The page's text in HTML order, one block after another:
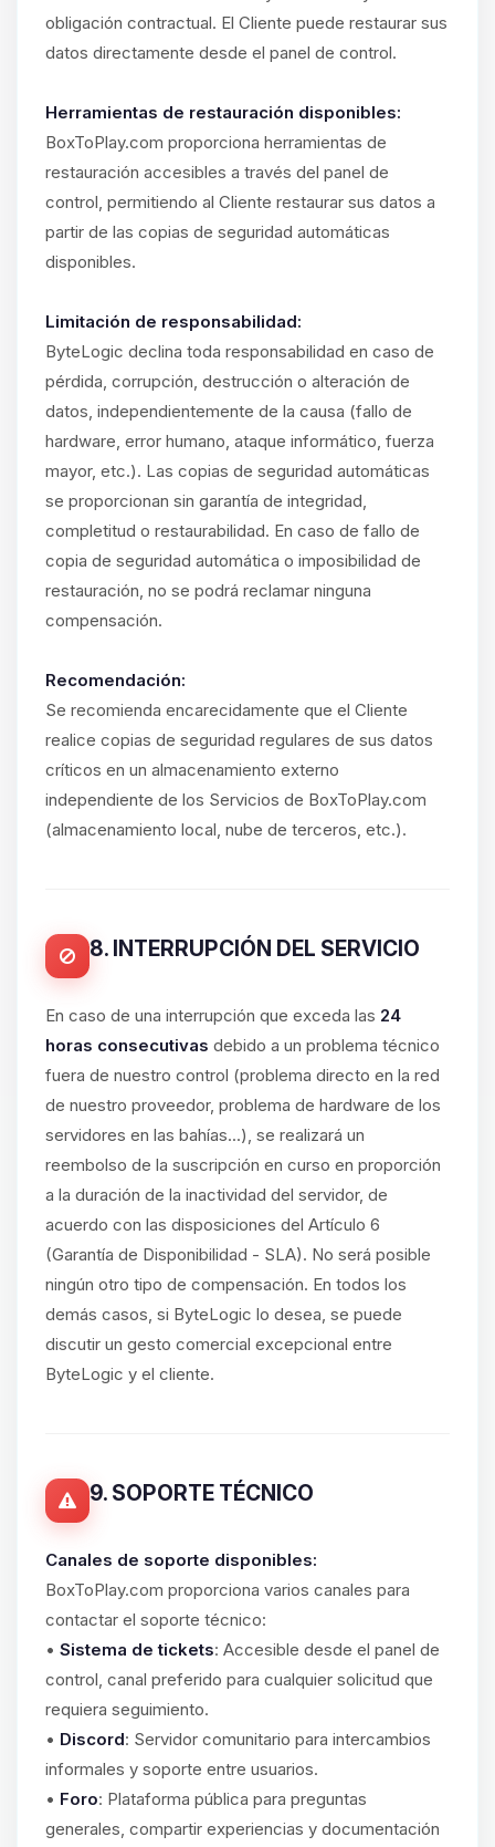
obligación contractual. El Cliente puede restaurar sus
datos directamente desde el panel de control.
Herramientas de restauración disponibles:
BoxToPlay.com proporciona herramientas de
restauración accesibles a través del panel de
control, permitiendo al Cliente restaurar sus datos a
partir de las copias de seguridad automáticas
disponibles.
Limitación de responsabilidad:
ByteLogic declina toda responsabilidad en caso de
pérdida, corrupción, destrucción o alteración de
datos, independientemente de la causa (fallo de
hardware, error humano, ataque informático, fuerza
mayor, etc.). Las copias de seguridad automáticas
se proporcionan sin garantía de integridad,
completitud o restaurabilidad. En caso de fallo de
copia de seguridad automática o imposibilidad de
restauración, no se podrá reclamar ninguna
compensación.
Recomendación:
Se recomienda encarecidamente que el Cliente
realice copias de seguridad regulares de sus datos
críticos en un almacenamiento externo
independiente de los Servicios de BoxToPlay.com
(almacenamiento local, nube de terceros, etc.).
8. INTERRUPCIÓN DEL SERVICIO
En caso de una interrupción que exceda las 24
horas consecutivas debido a un problema técnico
fuera de nuestro control (problema directo en la red
de nuestro proveedor, problema de hardware de los
servidores en las bahías...), se realizará un
reembolso de la suscripción en curso en proporción
a la duración de la inactividad del servidor, de
acuerdo con las disposiciones del Artículo 6
(Garantía de Disponibilidad - SLA). No será posible
ningún otro tipo de compensación. En todos los
demás casos, si ByteLogic lo desea, se puede
discutir un gesto comercial excepcional entre
ByteLogic y el cliente.
9. SOPORTE TÉCNICO
Canales de soporte disponibles:
BoxToPlay.com proporciona varios canales para
contactar el soporte técnico:
• Sistema de tickets: Accesible desde el panel de
control, canal preferido para cualquier solicitud que
requiera seguimiento.
• Discord: Servidor comunitario para intercambios
informales y soporte entre usuarios.
• Foro: Plataforma pública para preguntas
generales, compartir experiencias y documentación